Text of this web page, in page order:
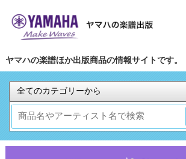
ヤマハの楽譜ほか出版商品の情報サイトです。